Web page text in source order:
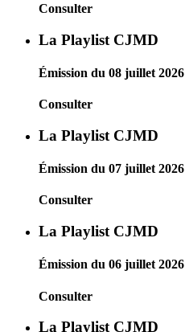
Consulter
La Playlist CJMD
Émission du 08 juillet 2026
Consulter
La Playlist CJMD
Émission du 07 juillet 2026
Consulter
La Playlist CJMD
Émission du 06 juillet 2026
Consulter
La Playlist CJMD